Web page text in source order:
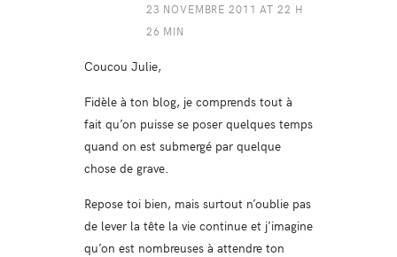
23 NOVEMBRE 2011 AT 22 H
26 MIN
Coucou Julie,
Fidèle à ton blog, je comprends tout à
fait qu’on puisse se poser quelques temps
quand on est submergé par quelque
chose de grave.
Repose toi bien, mais surtout n’oublie pas
de lever la tête la vie continue et j’imagine
qu’on est nombreuses à attendre ton